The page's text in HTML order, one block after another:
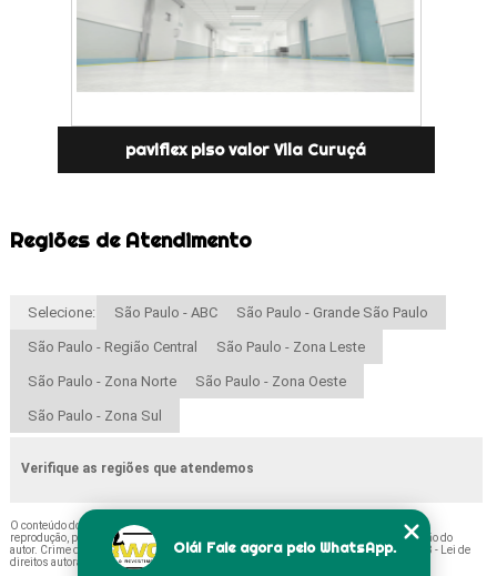
paviflex piso valor Vila Curuçá
Regiões de Atendimento
Selecione: São Paulo - ABC São Paulo - Grande São Paulo
São Paulo - Região Central São Paulo - Zona Leste
São Paulo - Zona Norte São Paulo - Zona Oeste
São Paulo - Zona Sul
Verifique as regiões que atendemos
O conteúdo do texto " Paviflex Vinílico Preços Bonilhia
" é de direito reservado. Sua
reprodução, parcial ou total, mesmo citando nossos links, é proibida sem a autorização do
autor. Crime de violação de direito autoral – artigo 184 do Código Penal –Lei 9610/98 - Lei de
direitos autorais
Olá! Fale agora pelo WhatsApp.